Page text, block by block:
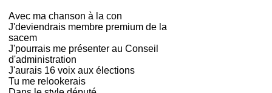
Avec ma chanson à la con
J'deviendrais membre premium de la
sacem
J'pourrais me présenter au Conseil
d'administration
J'aurais 16 voix aux élections
Tu me relookerais